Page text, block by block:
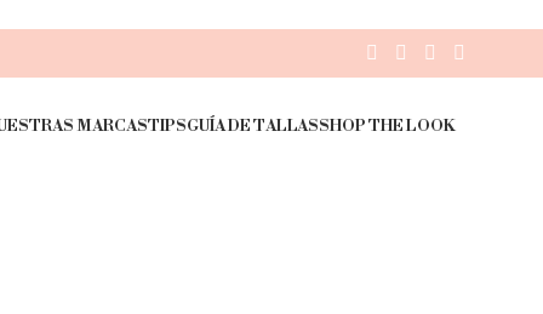
MARCASTIPSGUÍA DE TALLASSHOP THE LOOK